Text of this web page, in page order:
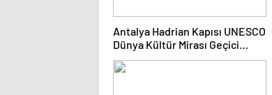
Antalya Hadrian Kapısı UNESCO
Dünya Kültür Mirası Geçici
Listesi’ne aday olacak